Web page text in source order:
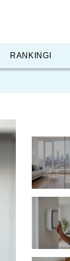
RANKINGI